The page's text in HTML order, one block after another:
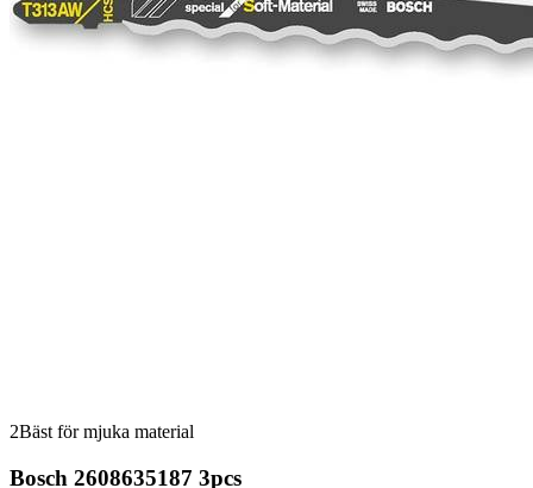
2Bäst för mjuka material
Bosch 2608635187 3pcs